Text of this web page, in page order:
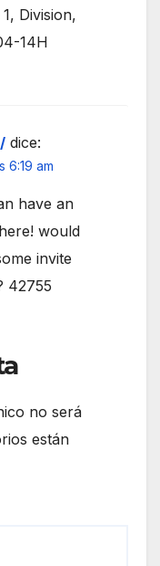
Division,
14H
dice:
6:19 am
have an
would
invite
42755
no será
están